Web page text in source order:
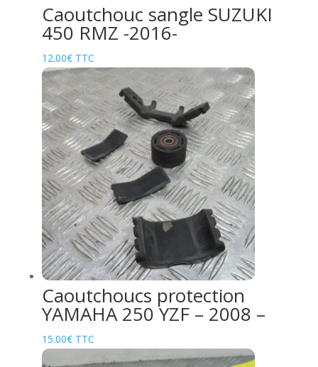
Caoutchouc sangle SUZUKI
450 RMZ -2016-
12.00€ TTC
Caoutchoucs protection
YAMAHA 250 YZF – 2008 –
15.00€ TTC